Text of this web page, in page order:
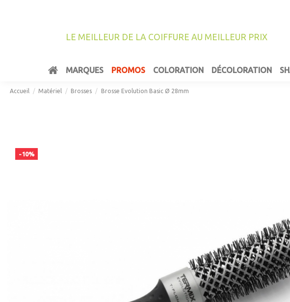
LE MEILLEUR DE LA COIFFURE AU MEILLEUR PRIX
MARQUES PROMOS COLORATION DÉCOLORATION
Accueil Matériel Brosses Brosse Evolution Basic Ø 28mm
-10%